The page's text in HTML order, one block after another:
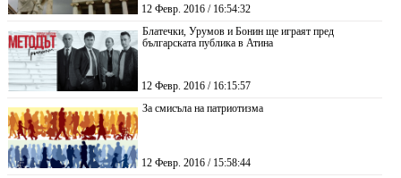
12 Февр. 2016 / 16:54:32
Блатечки, Урумов и Бонин ще играят пред
българската публика в Атина
12 Февр. 2016 / 16:15:57
За смисъла на патриотизма
12 Февр. 2016 / 15:58:44